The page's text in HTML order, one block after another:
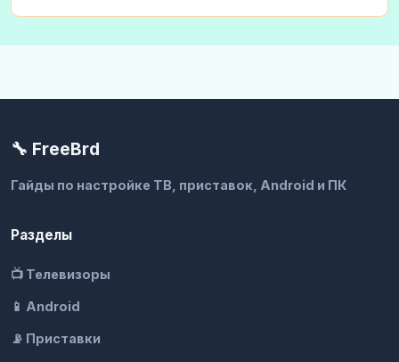
🔧 FreeBrd
Гайды по настройке ТВ, приставок, Android и ПК
Разделы
📺 Телевизоры
📱 Android
📡 Приставки